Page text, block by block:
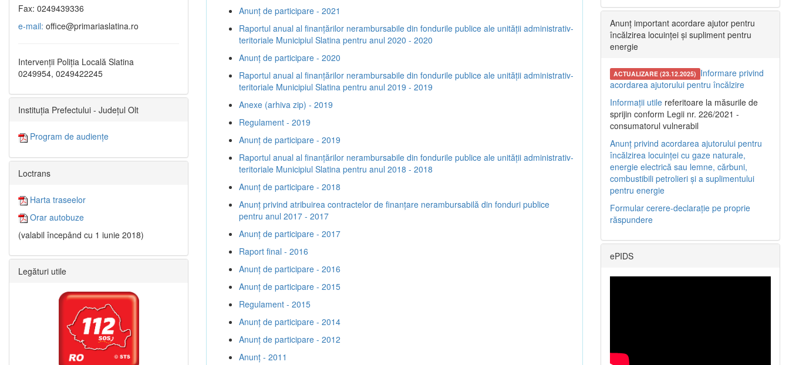
Anunț de participare - 2021
Raportul anual al finanțărilor nerambursabile din fondurile publice ale unității administrativ-
teritoriale Municipiul Slatina pentru anul 2020 - 2020
Anunț de participare - 2020
Raportul anual al finanțărilor nerambursabile din fondurile publice ale unității administrativ-
teritoriale Municipiul Slatina pentru anul 2019 - 2019
Anexe (arhiva zip) - 2019
Regulament - 2019
Anunț de participare - 2019
Raportul anual al finanțărilor nerambursabile din fondurile publice ale unității administrativ-
teritoriale Municipiul Slatina pentru anul 2018 - 2018
Anunț de participare - 2018
Anunț privind atribuirea contractelor de finanţare nerambursabilă din fonduri publice
pentru anul 2017 - 2017
Anunț de participare - 2017
Raport final - 2016
Anunț de participare - 2016
Anunț de participare - 2015
Regulament - 2015
Anunț de participare - 2014
Anunț de participare - 2012
Anunț - 2011
Fax: 0249439336
e-mail: office@primariaslatina.ro
Intervenții Poliția Locală Slatina
0249954, 0249422245
Instituția Prefectului - Județul Olt
Program de audiențe
Loctrans
Harta traseelor
Orar autobuze
(valabil începând cu 1 iunie 2018)
Legături utile
Anunț important acordare ajutor pentru
încălzirea locuinței și supliment pentru
energie
ACTUALIZARE (23.12.2025) Informare privind
acordarea ajutorului pentru încălzire
Informații utile referitoare la măsurile de
sprijin conform Legii nr. 226/2021 -
consumatorul vulnerabil
Anunț privind acordarea ajutorului pentru
încălzirea locuinței cu gaze naturale,
energie electrică sau lemne, cărbuni,
combustibili petrolieri și a suplimentului
pentru energie
Formular cerere-declarație pe proprie
răspundere
ePIDS